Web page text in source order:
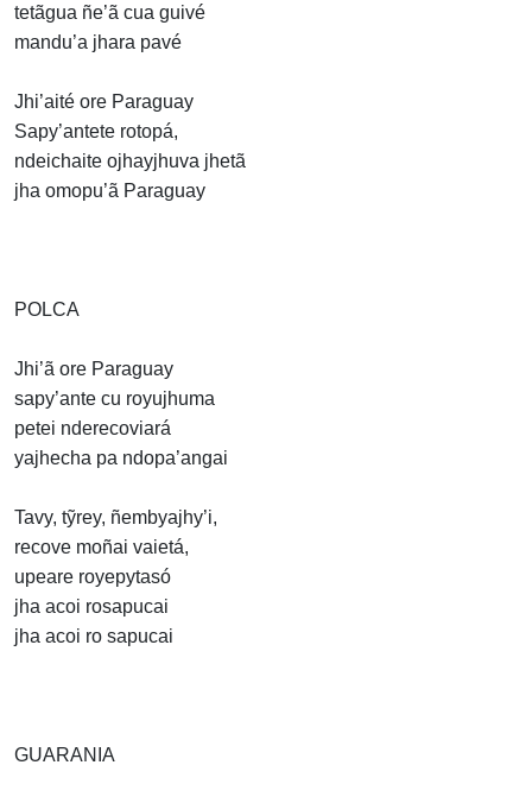
tetãgua ñe’ã cua guivé
mandu’a jhara pavé
Jhi’aité ore Paraguay
Sapy’antete rotopá,
ndeichaite ojhayjhuva jhetã
jha omopu’ã Paraguay
POLCA
Jhi’ã ore Paraguay
sapy’ante cu royujhuma
petei nderecoviará
yajhecha pa ndopa’angai
Tavy, tỹrey, ñembyajhy’i,
recove moñai vaietá,
upeare royepytasó
jha acoi rosapucai
jha acoi ro sapucai
GUARANIA